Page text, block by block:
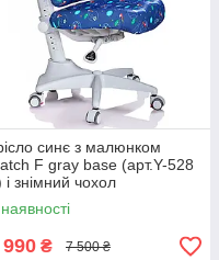
синє з малюнком
F gray base (арт.Y-528
і знімний чохол
₴ 7 500 ₴